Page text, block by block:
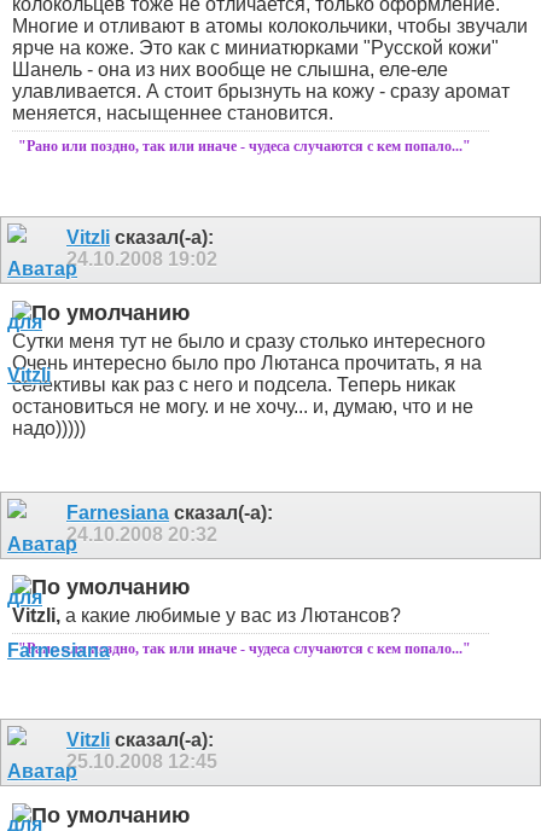
колокольцев тоже не отличается, только оформление.
Многие и отливают в атомы колокольчики, чтобы звучали
ярче на коже. Это как с миниатюрками "Русской кожи"
Шанель - она из них вообще не слышна, еле-еле
улавливается. А стоит брызнуть на кожу - сразу аромат
меняется, насыщеннее становится.
"Рано или поздно, так или иначе - чудеса случаются с кем попало..."
Vitzli сказал(-а):
24.10.2008 19:02
Сутки меня тут не было и сразу столько интересного
Очень интересно было про Лютанса прочитать, я на
селективы как раз с него и подсела. Теперь никак
остановиться не могу. и не хочу... и, думаю, что и не
надо)))))
Farnesiana сказал(-а):
24.10.2008 20:32
Vitzli, а какие любимые у вас из Лютансов?
"Рано или поздно, так или иначе - чудеса случаются с кем попало..."
Vitzli сказал(-а):
25.10.2008 12:45